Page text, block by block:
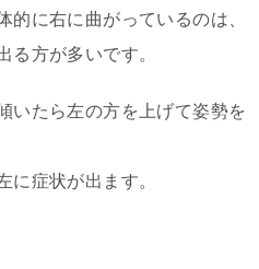
的に右に曲がっているのは、
る方が多いです。
いたら左の方を上げて姿勢を
に症状が出ます。